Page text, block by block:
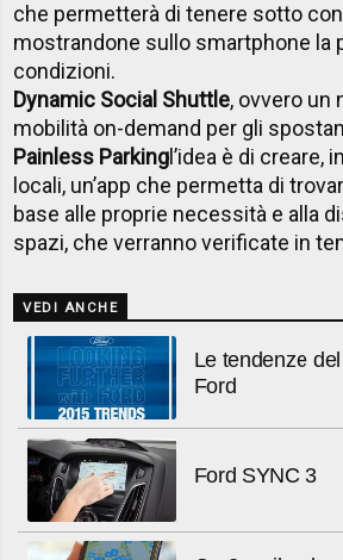
che permetterà di tenere sotto
mostrandone sullo smartphone la
condizioni.
Dynamic Social Shuttle, ovvero un
mobilità on-demand per gli
Painless Parkingl’idea è di creare,
locali, un’app che permetta di
base alle proprie necessità e alla
spazi, che verranno verificate in
VEDI ANCHE
Le tendenze
Ford
Ford SYNC 3